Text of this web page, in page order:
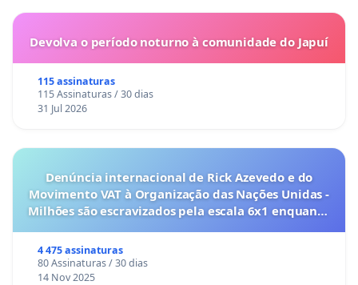
Devolva o período noturno à comunidade do Japuí
115 assinaturas
115 Assinaturas / 30 dias
31 Jul 2026
Denúncia internacional de Rick Azevedo e do
Movimento VAT à Organização das Nações Unidas -
Milhões são escravizados pela escala 6x1 enquanto
4 475 assinaturas
80 Assinaturas / 30 dias
14 Nov 2025